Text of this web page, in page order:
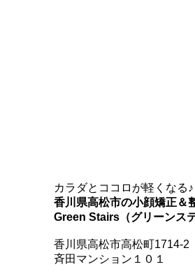
カラダとココロが軽くなる♪
香川県高松市の小顔矯正＆
Green Stairs（グリーンス
香川県高松市高松町1714-2
斉田マンション１０１